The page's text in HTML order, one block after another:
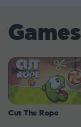
Games
Cut The Rope